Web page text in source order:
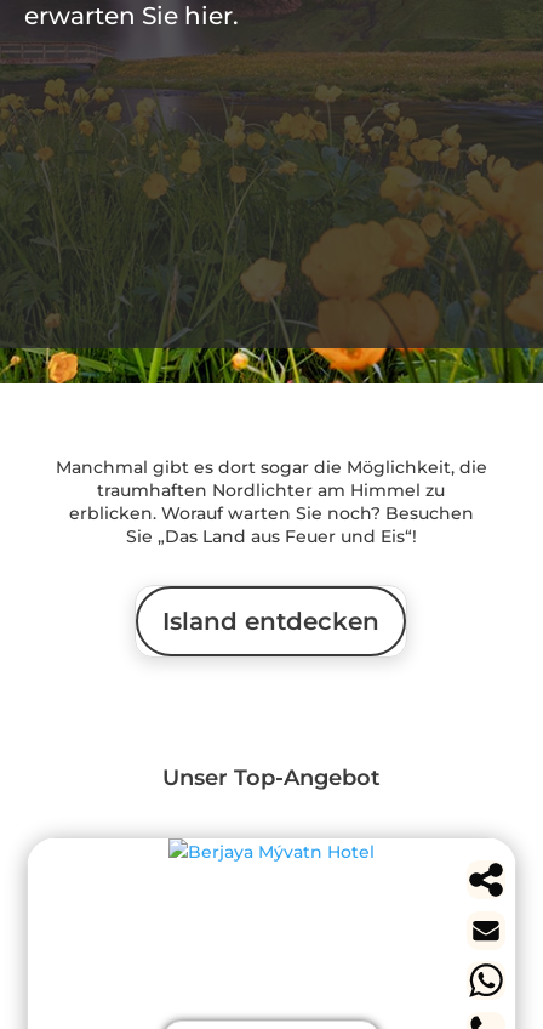
erwarten Sie hier.
Manchmal gibt es dort sogar die Möglichkeit, die
traumhaften Nordlichter am Himmel zu
erblicken. Worauf warten Sie noch? Besuchen
Sie „Das Land aus Feuer und Eis“!
Island entdecken
Unser Top-Angebot